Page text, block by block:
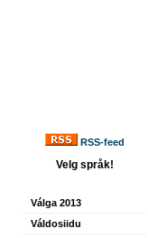
RSS-feed
Velg språk!
Válga 2013
Váldosiidu